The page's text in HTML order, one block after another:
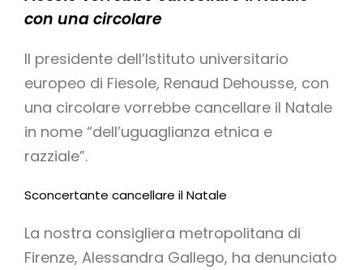
con una circolare
Il presidente dell’Istituto universitario
europeo di Fiesole, Renaud Dehousse, con
una circolare vorrebbe cancellare il Natale
in nome “dell’uguaglianza etnica e
razziale”.
Sconcertante cancellare il Natale
La nostra consigliera metropolitana di
Firenze, Alessandra Gallego, ha denunciato